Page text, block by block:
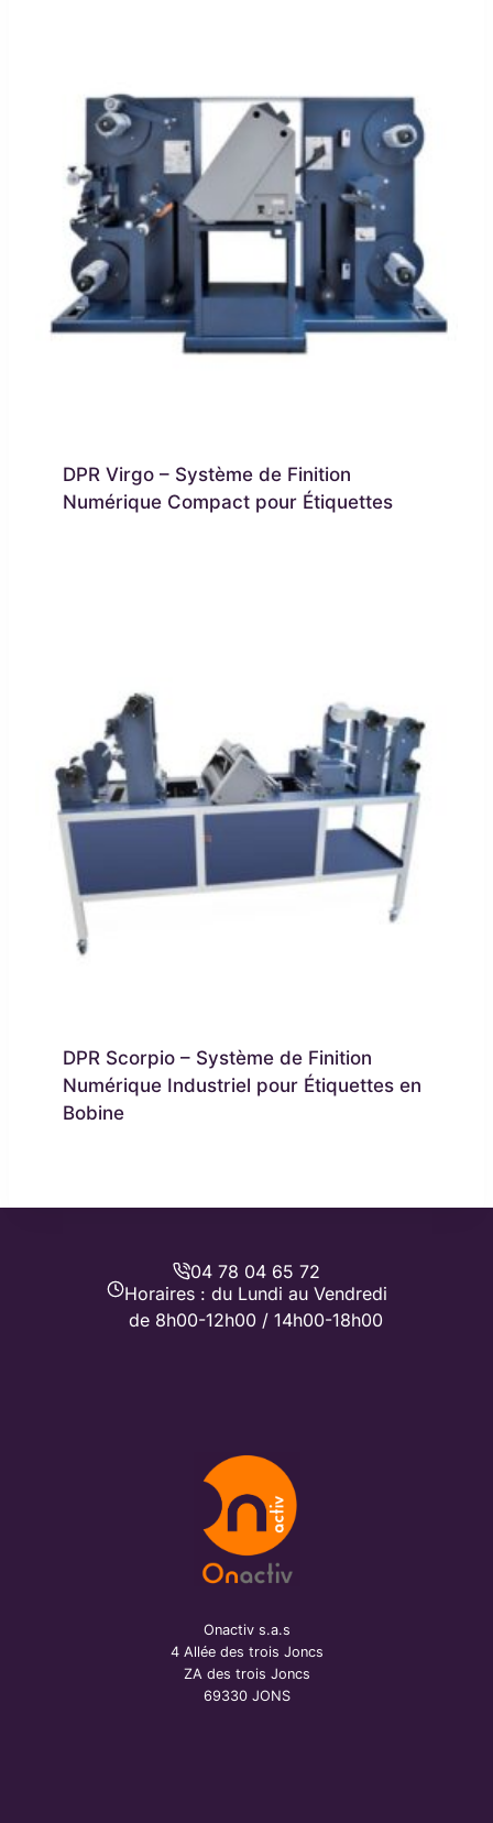
DPR Virgo – Système de Finition
Numérique Compact pour Étiquettes
DPR Scorpio – Système de Finition
Numérique Industriel pour Étiquettes en
Bobine
04 78 04 65 72
Horaires : du Lundi au Vendredi
de 8h00-12h00 / 14h00-18h00
Onactiv s.a.s
4 Allée des trois Joncs
ZA des trois Joncs
69330 JONS